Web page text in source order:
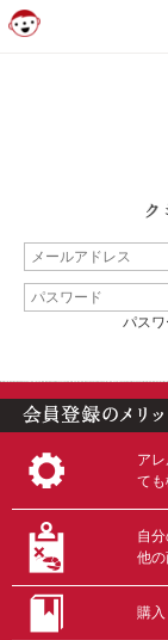
パス
ア
て
自
他
購